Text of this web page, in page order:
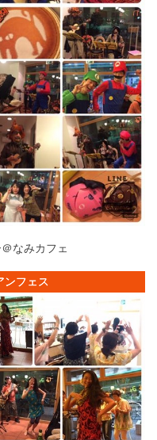
なみカフェ
ンフェス